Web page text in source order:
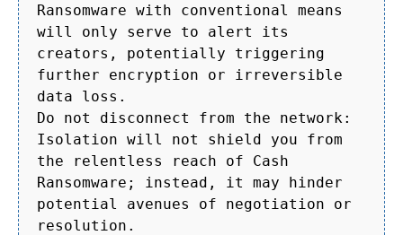
Ransomware with conventional means
will only serve to alert its
creators, potentially triggering
further encryption or irreversible
data loss.
Do not disconnect from the network:
Isolation will not shield you from
the relentless reach of Cash
Ransomware; instead, it may hinder
potential avenues of negotiation or
resolution.